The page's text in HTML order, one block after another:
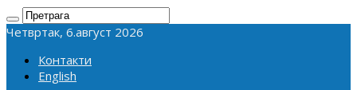
Четвртак, 6.август 2026
Контакти
English